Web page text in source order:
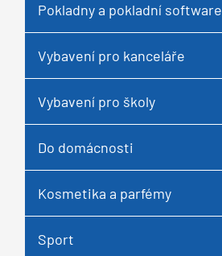
Pokladny a pokladní software
Vybavení pro kanceláře
Vybavení pro školy
Do domácnosti
Kosmetika a parfémy
Sport